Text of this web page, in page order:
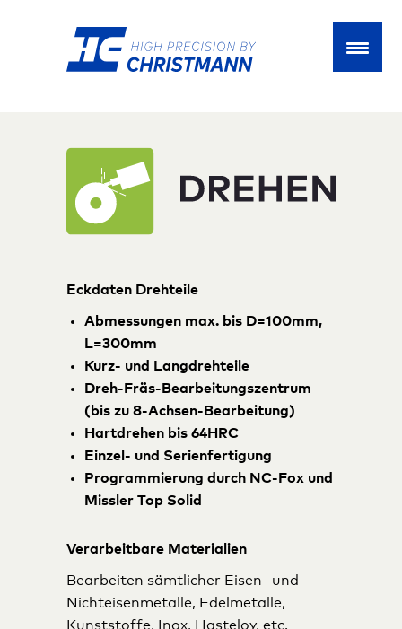
Eckdaten Drehteile
Abmessungen max. bis D=100mm,
L=300mm
Kurz- und Langdrehteile
Dreh-Fräs-Bearbeitungszentrum
(bis zu 8-Achsen-Bearbeitung)
Hartdrehen bis 64HRC
Einzel- und Serienfertigung
Programmierung durch NC-Fox und
Missler Top Solid
Verarbeitbare Materialien
Bearbeiten sämtlicher Eisen- und
Nichteisenmetalle, Edelmetalle,
Kunststoffe, Inox, Hasteloy, etc.